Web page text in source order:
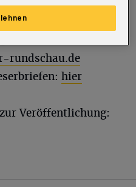
rundschau.de
hier
Veröffentlichung: